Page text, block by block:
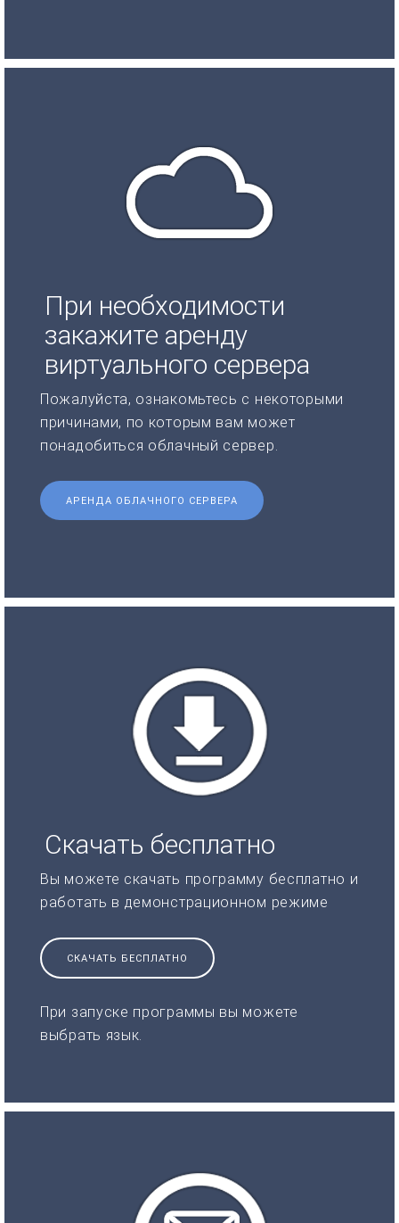
При необходимости
закажите аренду
виртуального сервера
Пожалуйста, ознакомьтесь с некоторыми
причинами, по которым вам может
понадобиться облачный сервер.
АРЕНДА ОБЛАЧНОГО СЕРВЕРА
Скачать бесплатно
Вы можете скачать программу бесплатно и
работать в демонстрационном режиме
СКАЧАТЬ БЕСПЛАТНО
При запуске программы вы можете
выбрать язык.